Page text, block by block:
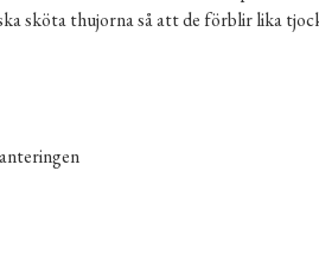
sköta thujorna så att de förblir lika